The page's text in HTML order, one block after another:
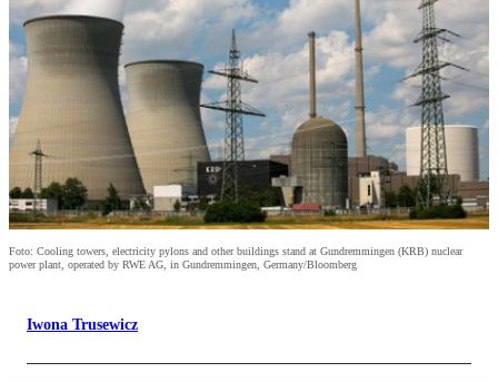
Foto: Cooling towers, electricity pylons and other buildings stand at Gundremmingen (KRB) nuclear
power plant, operated by RWE AG, in Gundremmingen, Germany/Bloomberg
Iwona Trusewicz